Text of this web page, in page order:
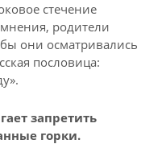
стечение
родители
они осматривались
пословица:
запретить
горки.